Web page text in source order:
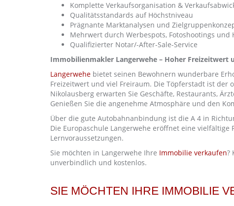
Komplette Verkaufsorganisation &
Qualitätsstandards auf Höchstniveau
Prägnante Marktanalysen und
Mehrwert durch Werbespots, Fotoshootings und
Qualifizierter Notar/-After-Sale-Service
Immobilienmakler Langerwehe – Hoher Freizeitwert
Langerwehe bietet seinen Bewohnern wunderbare
Freizeitwert und viel Freiraum. Die Töpferstadt ist der
Nikolausberg erwarten Sie Geschäfte, Restaurants,
Genießen Sie die angenehme Atmosphäre und den
Über die gute Autobahnanbindung ist die A 4 in
Die Europaschule Langerwehe eröffnet eine
Lernvoraussetzungen.
Sie möchten in Langerwehe Ihre Immobilie verkaufen?
unverbindlich und kostenlos.
SIE MÖCHTEN IHRE IMMOBILIE